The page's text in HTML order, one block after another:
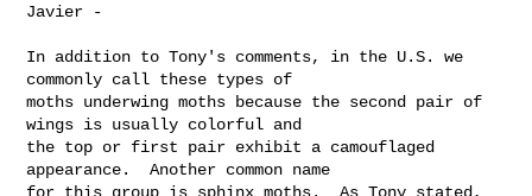
Javier -
In addition to Tony's comments, in the U.S. we
commonly call these types of
moths underwing moths because the second pair of
wings is usually colorful and
the top or first pair exhibit a camouflaged
appearance.  Another common name